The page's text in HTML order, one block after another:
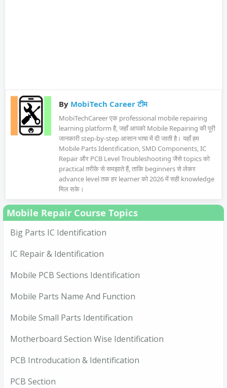
By MobiTech Career टीम
MobiTechCareer एक professional mobile repairing
learning platform है, जहाँ आपको Mobile Repairing की पूरी
जानकारी step-by-step आसान भाषा में दी जाती है। यहाँ हम
Mobile Parts Identification, SMD Components, IC
Repair और PCB Level Troubleshooting जैसे topics को
practical तरीके से समझाते हैं, ताकि beginners से लेकर
advance level तक हर learner को 2026 में सही knowledge
मिल सके।
Mobile Repair Course Topics
Big Parts IC Identification
IC Repair & Identification
Mobile PCB Sections Identification
Mobile Parts Name And Function
Mobile Small Parts Identification
Motherboard Section Wise Identification
PCB Introducation & Identification
PCB Section